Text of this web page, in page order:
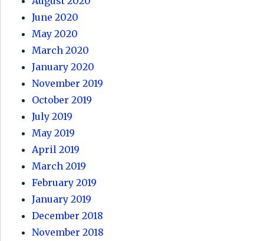
June 2020
May 2020
March 2020
January 2020
November 2019
October 2019
July 2019
May 2019
April 2019
March 2019
February 2019
January 2019
December 2018
November 2018